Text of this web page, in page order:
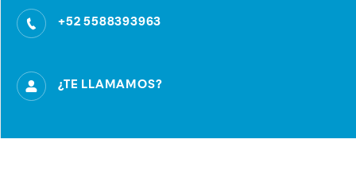
+52 5588393963
¿TE LLAMAMOS?